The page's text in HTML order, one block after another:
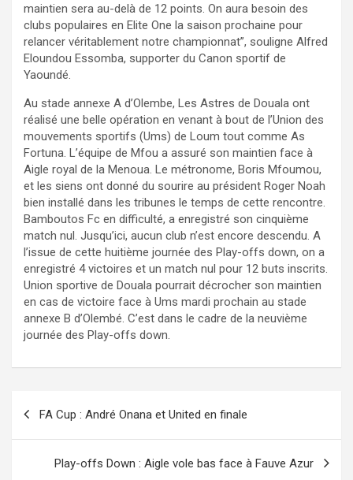
maintien sera au-delà de 12 points. On aura besoin des
clubs populaires en Elite One la saison prochaine pour
relancer véritablement notre championnat”, souligne Alfred
Eloundou Essomba, supporter du Canon sportif de
Yaoundé.
Au stade annexe A d’Olembe, Les Astres de Douala ont
réalisé une belle opération en venant à bout de l’Union des
mouvements sportifs (Ums) de Loum tout comme As
Fortuna. L’équipe de Mfou a assuré son maintien face à
Aigle royal de la Menoua. Le métronome, Boris Mfoumou,
et les siens ont donné du sourire au président Roger Noah
bien installé dans les tribunes le temps de cette rencontre.
Bamboutos Fc en difficulté, a enregistré son cinquième
match nul. Jusqu’ici, aucun club n’est encore descendu. A
l’issue de cette huitième journée des Play-offs down, on a
enregistré 4 victoires et un match nul pour 12 buts inscrits.
Union sportive de Douala pourrait décrocher son maintien
en cas de victoire face à Ums mardi prochain au stade
annexe B d’Olembé. C’est dans le cadre de la neuvième
journée des Play-offs down.
FA Cup : André Onana et United en finale
Play-offs Down : Aigle vole bas face à Fauve Azur